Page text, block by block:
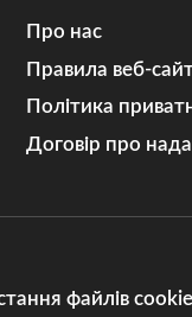
Про нас
Правила веб-
Політика
Договір про
файлів cookie